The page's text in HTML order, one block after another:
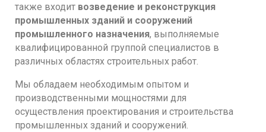
также входит возведение и реконструкция
промышленных зданий и сооружений
промышленного назначения, выполняемые
квалифицированной группой специалистов в
различных областях строительных работ.
Мы обладаем необходимым опытом и
производственными мощностями для
осуществления проектирования и строительства
промышленных зданий и сооружений.